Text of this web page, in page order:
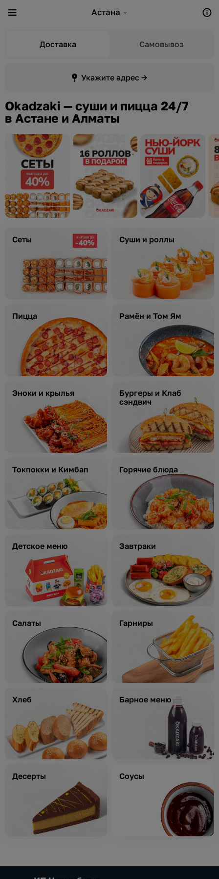
Астана
Доставка Самовывоз
Укажите адрес →
Okadzaki — суши и пицца 24/7
в Астане и Алматы
Сеты Суши и роллы
Пицца Рамён и Том Ям
Эноки и крылья
Бургеры и Клаб
сэндвич
Токпокки и Кимбап Горячие блюда
Детское меню Завтраки
Салаты Гарниры
Хлеб Барное меню
Десерты Соусы